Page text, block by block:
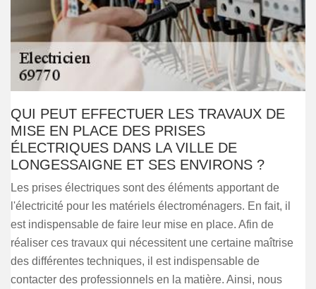
QUI PEUT EFFECTUER LES TRAVAUX DE
MISE EN PLACE DES PRISES
ÉLECTRIQUES DANS LA VILLE DE
LONGESSAIGNE ET SES ENVIRONS ?
Les prises électriques sont des éléments apportant de
l'électricité pour les matériels électroménagers. En fait, il
est indispensable de faire leur mise en place. Afin de
réaliser ces travaux qui nécessitent une certaine maîtrise
des différentes techniques, il est indispensable de
contacter des professionnels en la matière. Ainsi, nous